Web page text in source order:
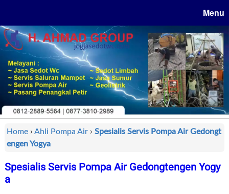
Menu
Home › Ahli Pompa Air › Spesialis Servis Pompa Air Gedongt
engen Yogya
Spesialis Servis Pompa Air Gedongtengen Yogy
a